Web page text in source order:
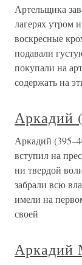
Артельщика
лагерях утром
воскресные
подавали
покупали на
содержать на
Аркадий
Аркадий
вступил на
ни твердой
забрали всю
имели на
своей
Аркадий